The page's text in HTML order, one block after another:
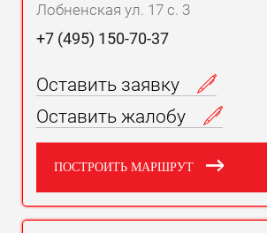
Лобненская ул. 17 с. 3
+7 (495) 150-70-37
Оставить заявку
Оставить жалобу
ПОСТРОИТЬ МАРШРУТ